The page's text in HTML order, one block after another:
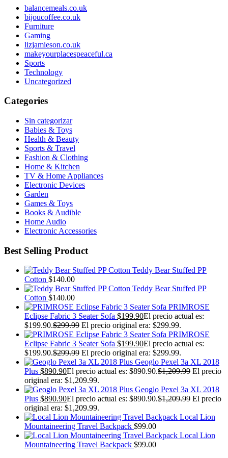
balancemeals.co.uk
bijoucoffee.co.uk
Furniture
Gaming
lizjamieson.co.uk
makeyourplacespeaceful.ca
Sports
Technology
Uncategorized
Categories
Sin categorizar
Babies & Toys
Health & Beauty
Sports & Travel
Fashion & Clothing
Home & Kitchen
TV & Home Appliances
Electronic Devices
Garden
Games & Toys
Books & Audible
Home Audio
Electronic Accessories
Best Selling Product
Teddy Bear Stuffed PP
Cotton $140.00
Teddy Bear Stuffed PP
Cotton $140.00
PRIMROSE
Eclipse Fabric 3 Seater Sofa $199.90El precio actual es:
$199.90.$299.99 El precio original era: $299.99.
PRIMROSE
Eclipse Fabric 3 Seater Sofa $199.90El precio actual es:
$199.90.$299.99 El precio original era: $299.99.
Geoglo Pexel 3a XL 2018
Plus $890.90El precio actual es: $890.90.$1,209.99 El precio
original era: $1,209.99.
Geoglo Pexel 3a XL 2018
Plus $890.90El precio actual es: $890.90.$1,209.99 El precio
original era: $1,209.99.
Local Lion
Mountaineering Travel Backpack $99.00
Local Lion
Mountaineering Travel Backpack $99.00